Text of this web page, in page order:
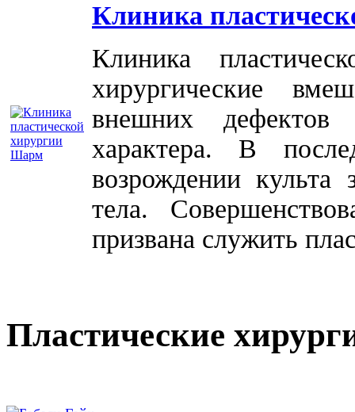
Клиника
Клиника
хирургические
внешних дефектов
характера. В
возрождении культа
тела.
призвана служить
Пластические